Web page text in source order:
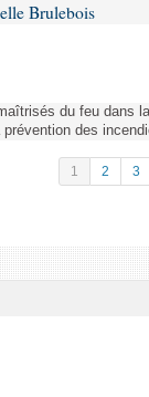
Brulebois
du feu dans
des
1 2 3